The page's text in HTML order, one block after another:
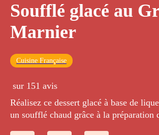
Soufflé glacé au
Marnier
Cuisine Française
sur 151 avis
Réalisez ce dessert glacé à base de
un soufflé chaud grâce à la préparation